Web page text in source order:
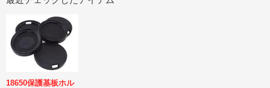
18650保護基板ホル